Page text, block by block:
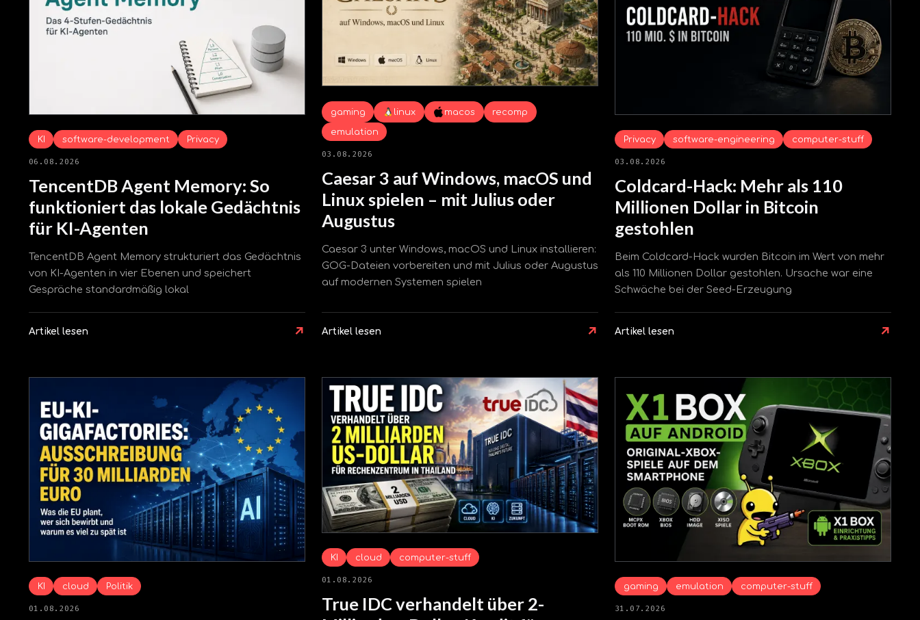
KI software-development Privacy
06.08.2026
TencentDB Agent Memory: So
funktioniert das lokale Gedächtnis
für KI-Agenten
TencentDB Agent Memory strukturiert das Gedächtnis
von KI-Agenten in vier Ebenen und speichert
Gespräche standardmäßig lokal
Artikel lesen ↗
gaming linux macos
recomp
emulation
03.08.2026
Caesar 3 auf Windows, macOS und
Linux spielen – mit Julius oder
Augustus
Caesar 3 unter Windows, macOS und Linux installieren:
GOG-Dateien vorbereiten und mit Julius oder Augustus
auf modernen Systemen spielen
Artikel lesen ↗
Privacy software-engineering computer-stuff
03.08.2026
Coldcard-Hack: Mehr als 110
Millionen Dollar in Bitcoin
gestohlen
Beim Coldcard-Hack wurden Bitcoin im Wert von mehr
als 110 Millionen Dollar gestohlen. Ursache war eine
Schwäche bei der Seed-Erzeugung
Artikel lesen ↗
KI cloud Politik
01.08.2026
KI cloud computer-stuff
01.08.2026
True IDC verhandelt über 2-
gaming emulation computer-stuff
31.07.2026